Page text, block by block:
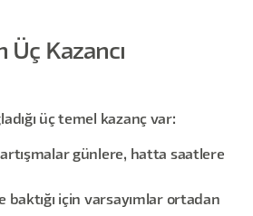
Üç Kazancı
üç temel kazanç var:
günlere, hatta saatlere
baktığı için varsayımlar ortadan